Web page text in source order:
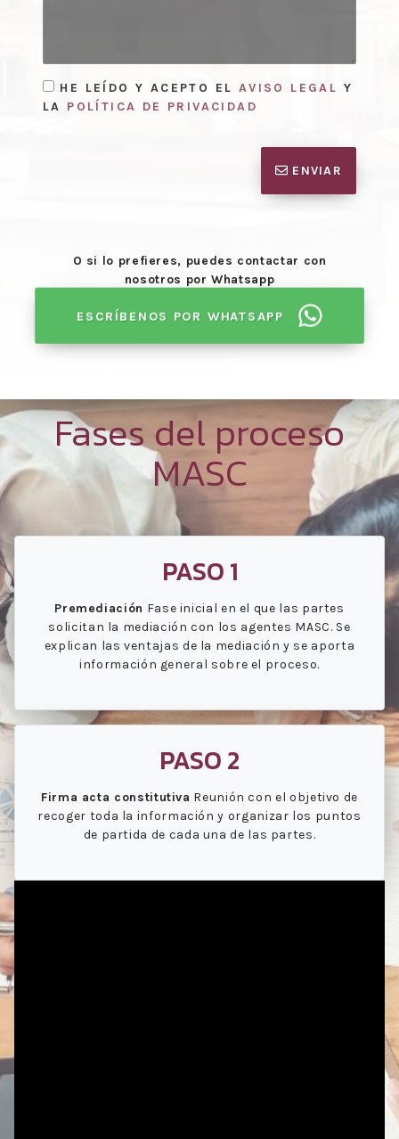
HE LEÍDO Y ACEPTO EL AVISO LEGAL Y
LA POLÍTICA DE PRIVACIDAD
ENVIAR
O si lo prefieres, puedes contactar con
nosotros por Whatsapp
ESCRÍBENOS POR WHATSAPP
Fases del proceso
MASC
PASO 1
Premediación Fase inicial en el que las partes
solicitan la mediación con los agentes MASC. Se
explican las ventajas de la mediación y se aporta
información general sobre el proceso.
PASO 2
Firma acta constitutiva Reunión con el objetivo de
recoger toda la información y organizar los puntos
de partida de cada una de las partes.